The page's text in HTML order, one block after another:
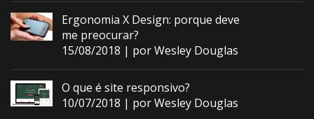
Ergonomia X Design: porque deve
me preocurar?
15/08/2018 | por Wesley Douglas
O que é site responsivo?
10/07/2018 | por Wesley Douglas